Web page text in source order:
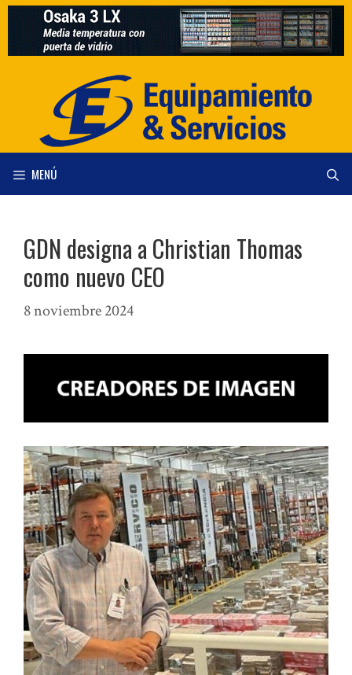
Saltar
contenido
MENÚ
GDN designa a Christian Thomas
como nuevo CEO
8 noviembre 2024